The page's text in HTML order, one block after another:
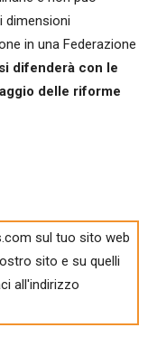
dimensioni
in una Federazione
difenderà con le
delle riforme
sul tuo sito web
sito e su quelli
all'indirizzo